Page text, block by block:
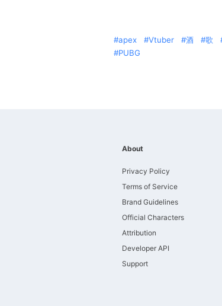
apex Vtuber 酒 歌
PUBG
About
Privacy Policy
Terms of Service
Brand Guidelines
Official Characters
Attribution
Developer API
Support